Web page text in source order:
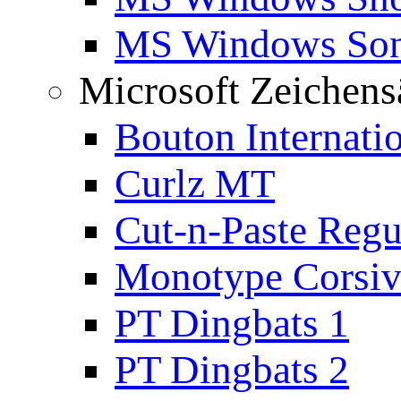
MS Windows
Microsoft
Bouton
Curlz MT
Cut-n-Paste
Monotype
PT Dingbats 1
PT Dingbats 2